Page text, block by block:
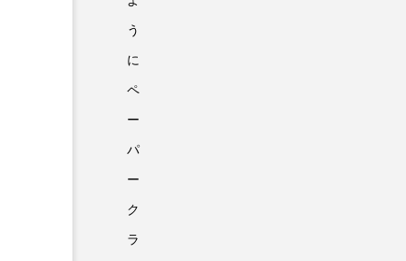
う
に
ペ
ー
パ
ー
ク
ラ